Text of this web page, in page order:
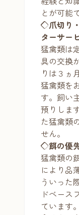
とが可能
◇爪切り
ターサー
猛禽類は
具の交換
りは３ヵ
猛禽類を
す。飼い
預りしま
た猛禽類
せん。
◇餌の優
猛禽類の
により品
ういった
ドベース
ています。